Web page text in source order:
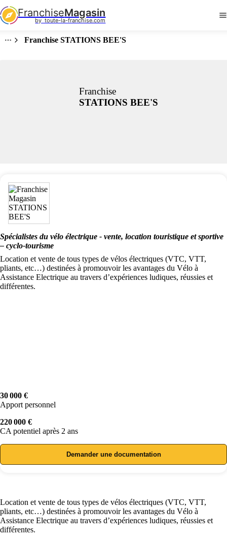
FranchiseMagasin
by  toute-la-franchise.com
Franchise STATIONS BEE'S
Franchise
STATIONS BEE'S
Spécialistes du vélo électrique - vente, location touristique et sportive
– cyclo-tourisme
Location et vente de tous types de vélos électriques (VTC, VTT,
pliants, etc…) destinées à promouvoir les avantages du Vélo à
Assistance Electrique au travers d’expériences ludiques, réussies et
différentes.
30 000 €
Apport personnel
220 000 €
CA potentiel après 2 ans
Demander une documentation
Location et vente de tous types de vélos électriques (VTC, VTT,
pliants, etc…) destinées à promouvoir les avantages du Vélo à
Assistance Electrique au travers d’expériences ludiques, réussies et
différentes.